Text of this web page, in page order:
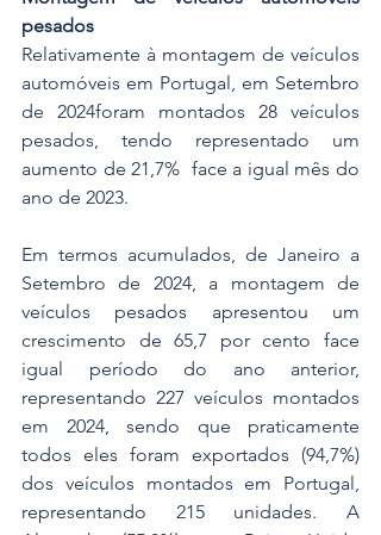
pesados
Relativamente à montagem de veículos
automóveis em Portugal, em Setembro
de 2024foram montados 28 veículos
pesados, tendo representado um
aumento de 21,7%  face a igual mês do
ano de 2023.
Em termos acumulados, de Janeiro a
Setembro de 2024, a montagem de
veículos pesados apresentou um
crescimento de 65,7 por cento face
igual período do ano anterior,
representando 227 veículos montados
em 2024, sendo que praticamente
todos eles foram exportados (94,7%)
dos veículos montados em Portugal,
representando 215 unidades. A